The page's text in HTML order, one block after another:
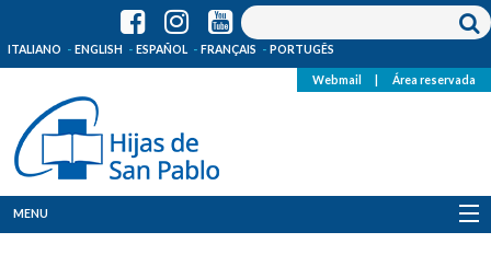
ITALIANO ENGLISH ESPAÑOL FRANÇAIS PORTUGÊS
Webmail Área reservada
MENU